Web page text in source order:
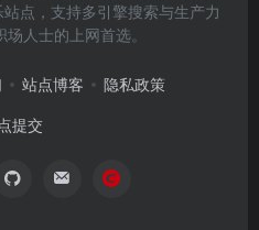
点，支持多引擎搜索与生产力
人士的上网首选。
站点博客 隐私政策
提交